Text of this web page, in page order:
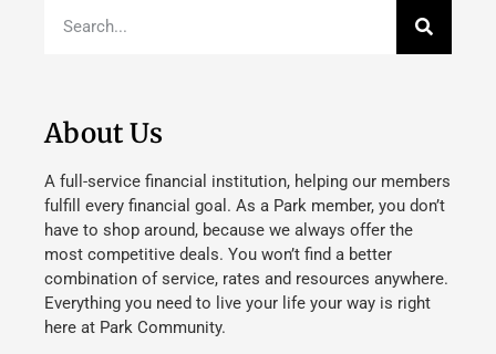
About Us
A full-service financial institution, helping our members
fulfill every financial goal. As a Park member, you don’t
have to shop around, because we always offer the
most competitive deals. You won’t find a better
combination of service, rates and resources anywhere.
Everything you need to live your life your way is right
here at Park Community.